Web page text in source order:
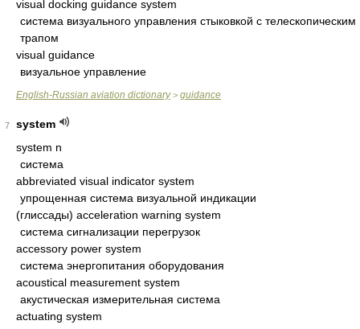
visual docking guidance system
система визуального управления стыковкой с телескопическим
трапом
visual guidance
визуальное управление
English-Russian aviation dictionary> guidance
7
system
system n
система
abbreviated visual indicator system
упрощенная система визуальной индикации
(глиссады) acceleration warning system
система сигнализации перегрузок
accessory power system
система энергопитания оборудования
acoustical measurement system
акустическая измерительная система
actuating system